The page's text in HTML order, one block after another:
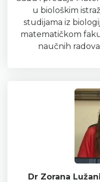
u biološkim
studijama iz
matematičkom
naučnih
Dr Zorana